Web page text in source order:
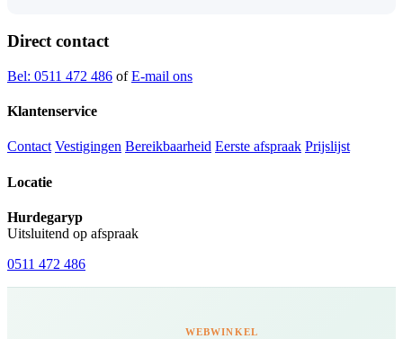
Direct contact
Bel: 0511 472 486 of E-mail ons
Klantenservice
Contact Vestigingen Bereikbaarheid Eerste afspraak Prijslijst
Locatie
Hurdegaryp
Uitsluitend op afspraak
0511 472 486
WEBWINKEL